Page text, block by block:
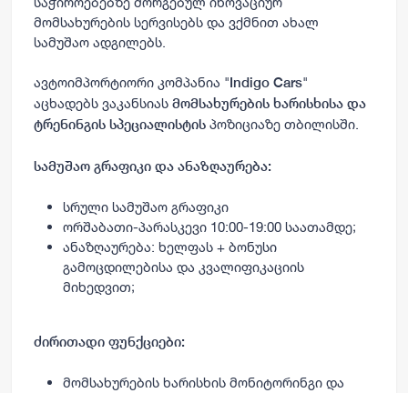
მომსახურების სერვისებს და ვქმნით ახალ
სამუშაო ადგილებს.
ავტოიმპორტიორი კომპანია "Indigo Cars"
აცხადებს ვაკანსიას მომსახურების ხარისხისა და
ტრენინგის სპეციალისტის პოზიციაზე თბილისში.
სამუშაო გრაფიკი და ანაზღაურება:
სრული სამუშაო გრაფიკი
ორშაბათი-პარასკევი 10:00-19:00 საათამდე;
ანაზღაურება: ხელფას + ბონუსი
გამოცდილებისა და კვალიფიკაციის
მიხედვით;
ძირითადი ფუნქციები:
მომსახურების ხარისხის მონიტორინგი და